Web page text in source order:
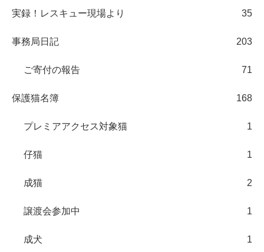
実録！レスキュー現場より 35
事務局日記 203
ご寄付の報告 71
保護猫名簿 168
プレミアアクセス対象猫 1
仔猫 1
成猫 2
譲渡会参加中 1
成犬 1